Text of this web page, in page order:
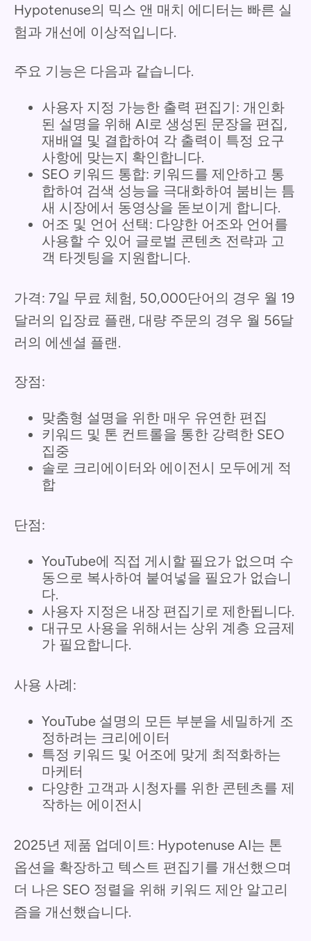
Hypotenuse의 믹스 앤 매치 에디터는 빠른 실
험과 개선에 이상적입니다.
주요 기능은 다음과 같습니다.
사용자 지정 가능한 출력 편집기: 개인화
된 설명을 위해 AI로 생성된 문장을 편집,
재배열 및 결합하여 각 출력이 특정 요구
사항에 맞는지 확인합니다.
SEO 키워드 통합: 키워드를 제안하고 통
합하여 검색 성능을 극대화하여 붐비는 틈
새 시장에서 동영상을 돋보이게 합니다.
어조 및 언어 선택: 다양한 어조와 언어를
사용할 수 있어 글로벌 콘텐츠 전략과 고
객 타겟팅을 지원합니다.
가격: 7일 무료 체험, 50,000단어의 경우 월 19
달러의 입장료 플랜, 대량 주문의 경우 월 56달
러의 에센셜 플랜.
장점:
맞춤형 설명을 위한 매우 유연한 편집
키워드 및 톤 컨트롤을 통한 강력한 SEO
집중
솔로 크리에이터와 에이전시 모두에게 적
합
단점:
YouTube에 직접 게시할 필요가 없으며 수
동으로 복사하여 붙여넣을 필요가 없습니
다.
사용자 지정은 내장 편집기로 제한됩니다.
대규모 사용을 위해서는 상위 계층 요금제
가 필요합니다.
사용 사례:
YouTube 설명의 모든 부분을 세밀하게 조
정하려는 크리에이터
특정 키워드 및 어조에 맞게 최적화하는
마케터
다양한 고객과 시청자를 위한 콘텐츠를 제
작하는 에이전시
2025년 제품 업데이트: Hypotenuse AI는 톤
옵션을 확장하고 텍스트 편집기를 개선했으며
더 나은 SEO 정렬을 위해 키워드 제안 알고리
즘을 개선했습니다.